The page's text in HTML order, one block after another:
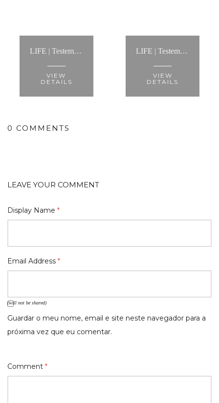
LIFE | Testemunho Processo de Coaching: “Contactei a Anita para um processo de life coaching.... Foi a melhor decisão dos últimos tempos!”
VIEW
DETAILS
LIFE | Testemunho Processo de Coaching: "A Anita é uma excelente profissional e um verdadeiro oásis no meio do deserto"
VIEW
DETAILS
0 COMMENTS
LEAVE YOUR COMMENT
Display Name *
Email Address *
(will not be shared)
Guardar o meu nome, email e site neste navegador para a
próxima vez que eu comentar.
Comment *